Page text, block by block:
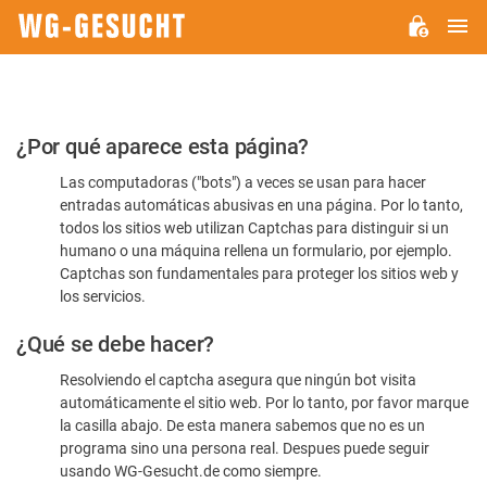
Por
favor,
confirme
humano
¿Por qué aparece esta página?
Las computadoras ("bots") a veces se usan para hacer
entradas automáticas abusivas en una página. Por lo tanto,
todos los sitios web utilizan Captchas para distinguir si un
humano o una máquina rellena un formulario, por ejemplo.
Captchas son fundamentales para proteger los sitios web y
los servicios.
¿Qué se debe hacer?
Resolviendo el captcha asegura que ningún bot visita
automáticamente el sitio web. Por lo tanto, por favor marque
la casilla abajo. De esta manera sabemos que no es un
programa sino una persona real. Despues puede seguir
usando WG-Gesucht.de como siempre.